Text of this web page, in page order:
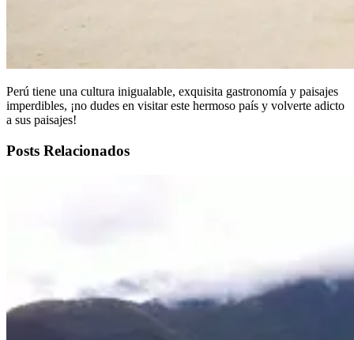
Perú tiene una cultura inigualable, exquisita gastronomía y paisajes
imperdibles, ¡no dudes en visitar este hermoso país y volverte adicto
a sus paisajes!
Posts Relacionados